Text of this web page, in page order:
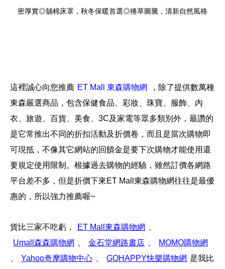
密厚實◎舖棉床罩，秋冬保暖首選◎捲草圖騰，清新自然風格
這裡誠心向您推薦
，除了提供數萬種
東森嚴選商品，包含保健食品、彩妝、珠寶、服飾、內
衣、旅遊、百貨、美食、3C及家電等眾多類別外，最讚的
是它常推出不同的折扣活動及折價卷，而且是當次購物即
可現抵，不像其它網站的回饋金是要下次購物才能使用還
要規定使用限制。根據過去購物的經驗，雖然訂價各網路
平台差不多，但是折價下來ET Mall東森購物網往往是最優
惠的，所以強力推薦喔~
貨比三家不吃虧，
是我比